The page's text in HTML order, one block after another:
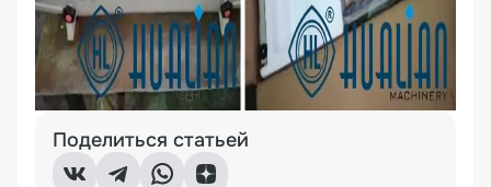
Поделиться статьей